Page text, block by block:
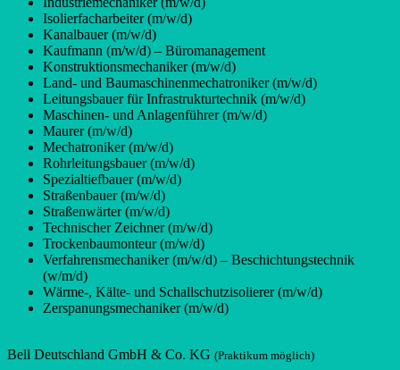
Isolierfacharbeiter (m/w/d)
Kanalbauer (m/w/d)
Kaufmann (m/w/d) – Büromanagement
Konstruktionsmechaniker (m/w/d)
Land- und Baumaschinenmechatroniker (m/w/d)
Leitungsbauer für Infrastrukturtechnik (m/w/d)
Maschinen- und Anlagenführer (m/w/d)
Maurer (m/w/d)
Mechatroniker (m/w/d)
Rohrleitungsbauer (m/w/d)
Spezialtiefbauer (m/w/d)
Straßenbauer (m/w/d)
Straßenwärter (m/w/d)
Technischer Zeichner (m/w/d)
Trockenbaumonteur (m/w/d)
Verfahrensmechaniker (m/w/d) – Beschichtungstechnik
(w/m/d)
Wärme-, Kälte- und Schallschutzisolierer (m/w/d)
Zerspanungsmechaniker (m/w/d)
Bell Deutschland GmbH & Co. KG (Praktikum möglich)